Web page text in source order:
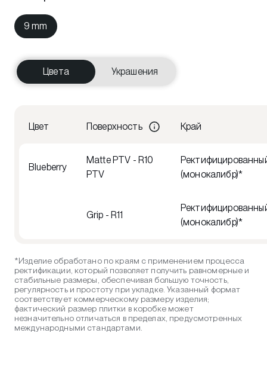
9 mm
Цвета Украшения
Цвет Поверхность Край
Blueberry
Matte PTV - R10
PTV
(монокалибр)*
Grip - R11
(монокалибр)*
*Изделие обработано по краям с применением процесса
ректификации, который позволяет получить равномерные и
стабильные размеры, обеспечивая большую точность,
регулярность и простоту при укладке. Указанный формат
соответствует коммерческому размеру изделия;
фактический размер плитки в коробке может
незначительно отличаться в пределах, предусмотренных
международными стандартами.